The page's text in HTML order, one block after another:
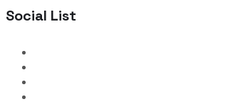
Social List